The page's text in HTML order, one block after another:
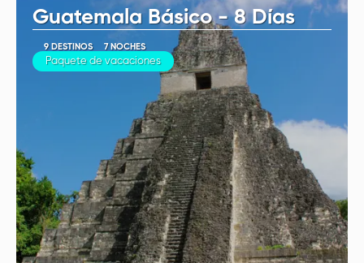
Guatemala Básico - 8 Días
9 DESTINOS 7 NOCHES
Paquete de vacaciones